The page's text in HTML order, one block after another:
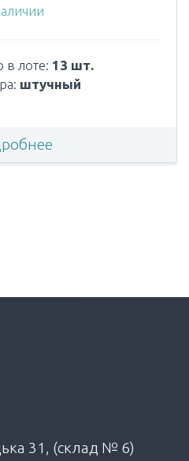
в лоте: 13 шт.
штучный
31, (склад № 6)